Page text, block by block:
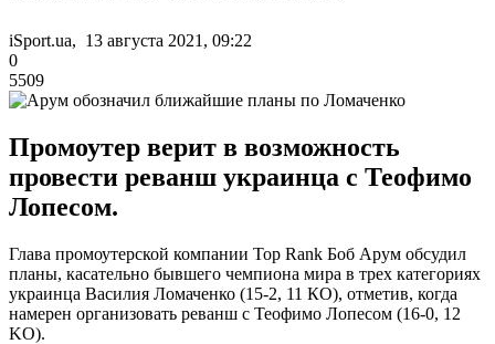
iSport.ua, 13 августа 2021, 09:22
0
5509
Промоутер верит в возможность
провести реванш украинца с Теофимо
Лопесом.
Глава промоутерской компании Top Rank Боб Арум обсудил
планы, касательно бывшего чемпиона мира в трех категориях
украинца Василия Ломаченко (15-2, 11 КО), отметив, когда
намерен организовать реванш с Теофимо Лопесом (16-0, 12
KO).